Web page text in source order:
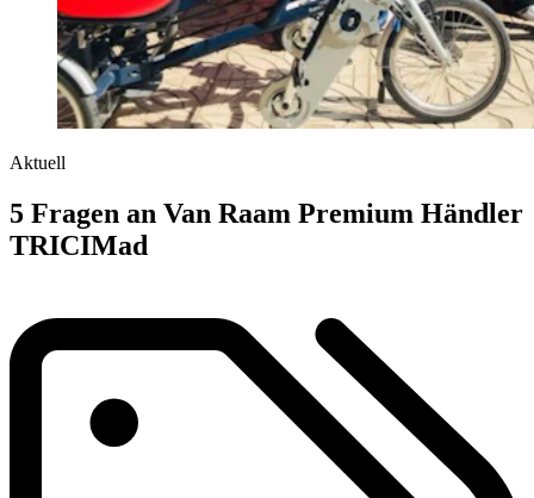
Aktuell
5 Fragen an Van Raam Premium Händler
TRICIMad